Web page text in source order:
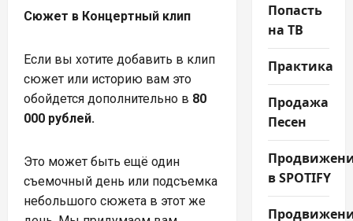
Сюжет в Концертный клип
Если вы хотите добавить в клип
сюжет или историю вам это
обойдется дополнительно в 80
000 рублей.
Это может быть ещё один
съемочный день или подсъемка
небольшого сюжета в этот же
Попасть
на ТВ
Практика
Продажа
Песен
в SPOTIFY